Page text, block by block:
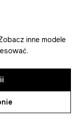
inne modele